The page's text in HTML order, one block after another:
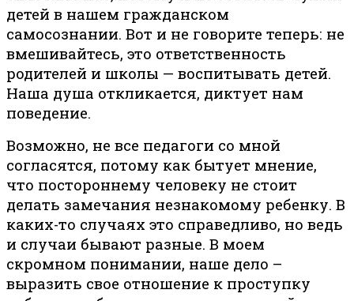
детей в нашем гражданском
самосознании. Вот и не говорите теперь: не
вмешивайтесь, это ответственность
родителей и школы — воспитывать детей.
Наша душа откликается, диктует нам
поведение.
Возможно, не все педагоги со мной
согласятся, потому как бытует мнение,
что постороннему человеку не стоит
делать замечания незнакомому ребенку. В
каких-то случаях это справедливо, но ведь
и случаи бывают разные. В моем
скромном понимании, наше дело –
выразить свое отношение к проступку